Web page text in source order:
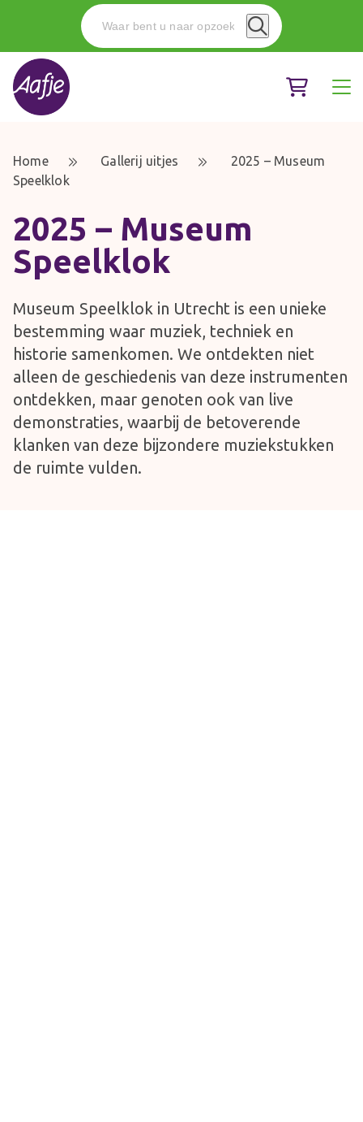
Home Gallerij uitjes
2025 – Museum
Speelklok
2025 – Museum
Speelklok
Museum Speelklok in Utrecht is een unieke
bestemming waar muziek, techniek en
historie samenkomen. We ontdekten niet
alleen de geschiedenis van deze instrumenten
ontdekken, maar genoten ook van live
demonstraties, waarbij de betoverende
klanken van deze bijzondere muziekstukken
de ruimte vulden.